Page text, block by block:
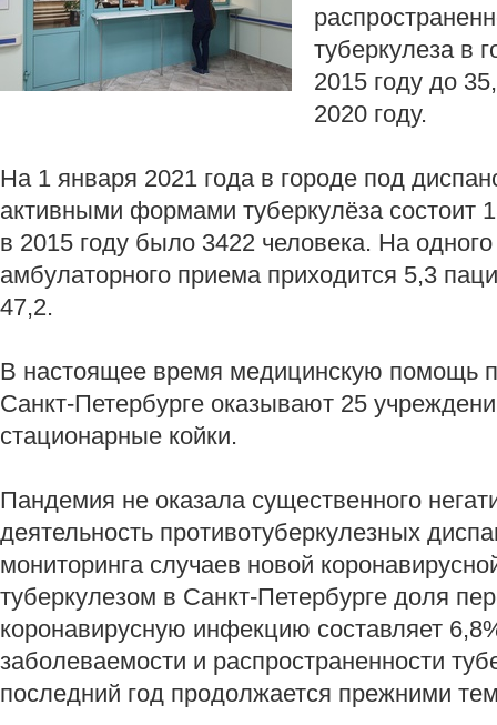
туберкулеза в
2015 году до
2020 году.
На 1 января 2021 года в городе под
активными формами туберкулёза состоит
в 2015 году было 3422 человека. На
амбулаторного приема приходится 5,3
47,2.
В настоящее время медицинскую помощь
Санкт-Петербурге оказывают 25
стационарные койки.
Пандемия не оказала существенного
деятельность противотуберкулезных
мониторинга случаев новой
туберкулезом в Санкт-Петербурге доля
коронавирусную инфекцию составляет
заболеваемости и распространенности
последний год продолжается прежними